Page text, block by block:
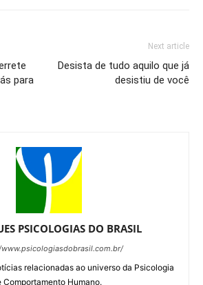
para
Next article
Desista de tudo aquilo que já
desistiu de você
PSICOLOGIAS DO BRASIL
relacionadas ao universo da Psicologia
Comportamento Humano.